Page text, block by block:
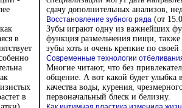
сдачу дополнительных анализов,
Восстановление зубного ряда (от
Зубы играют одну из важнейших
функция размельчения пищи,
зубы хоть и очень крепкие по
Современные технологии
Многие читают, что без
общение. А вот какой будет улыбка
качества воды, курения,
первоначальный блеск и белизну.
в
в